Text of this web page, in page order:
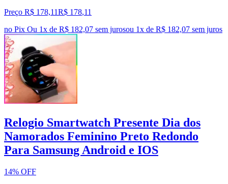
Preço R$ 178,11R$ 178,11
no Pix Ou 1x de R$ 182,07 sem jurosou 1x de R$ 182,07 sem juros
Relogio Smartwatch Presente Dia dos
Namorados Feminino Preto Redondo
Para Samsung Android e IOS
14% OFF